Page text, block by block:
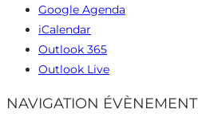
Google Agenda
iCalendar
Outlook 365
Outlook Live
NAVIGATION ÉVÈNEMENT